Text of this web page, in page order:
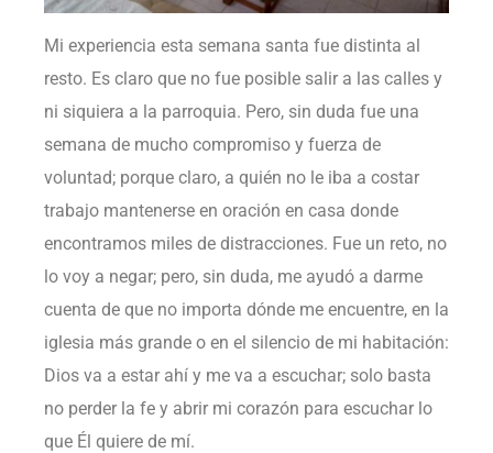
Mi experiencia esta semana santa fue distinta al
resto. Es claro que no fue posible salir a las calles y
ni siquiera a la parroquia. Pero, sin duda fue una
semana de mucho compromiso y fuerza de
voluntad; porque claro, a quién no le iba a costar
trabajo mantenerse en oración en casa donde
encontramos miles de distracciones. Fue un reto, no
lo voy a negar; pero, sin duda, me ayudó a darme
cuenta de que no importa dónde me encuentre, en la
iglesia más grande o en el silencio de mi habitación:
Dios va a estar ahí y me va a escuchar; solo basta
no perder la fe y abrir mi corazón para escuchar lo
que Él quiere de mí.